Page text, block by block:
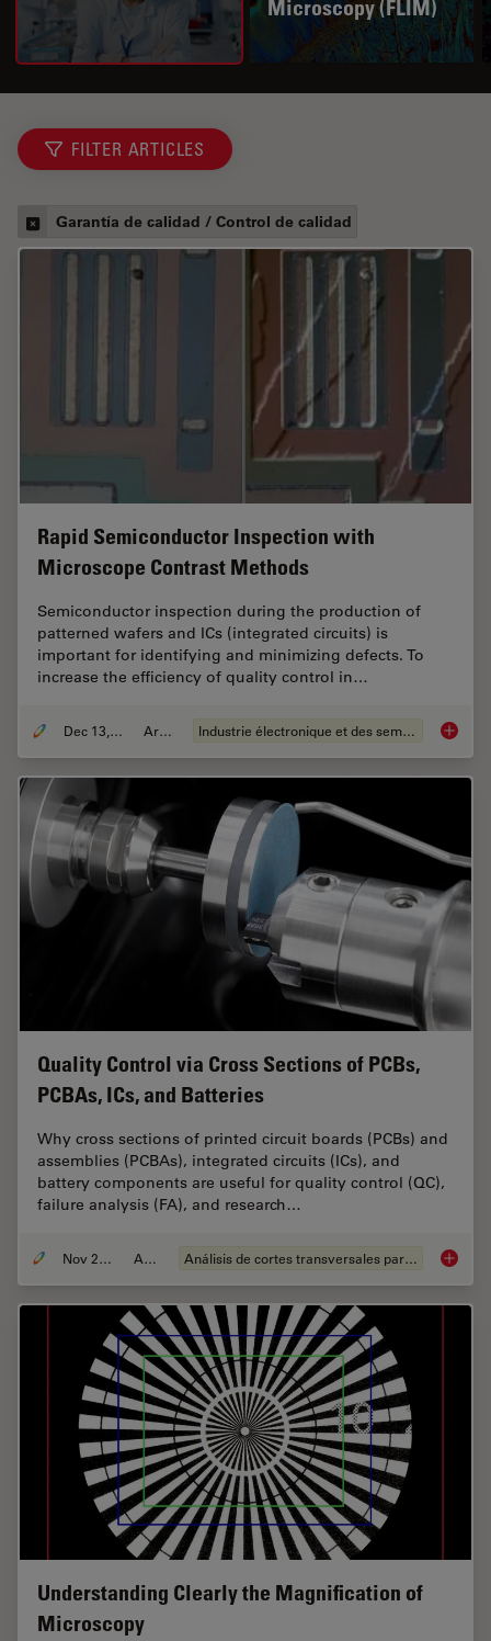
Microscopy (FLIM)
FILTER ARTICLES
Garantía de calidad / Control de calidad
Rapid Semiconductor Inspection with
Microscope Contrast Methods
Semiconductor inspection during the production of
patterned wafers and ICs (integrated circuits) is
important for identifying and minimizing defects. To
increase the efficiency of quality control in…
Dec 13, 2023 Article Industrie électronique et des semi-conducteurs Rapid
Quality Control via Cross Sections of PCBs,
PCBAs, ICs, and Batteries
Why cross sections of printed circuit boards (PCBs) and
assemblies (PCBAs), integrated circuits (ICs), and
battery components are useful for quality control (QC),
failure analysis (FA), and research…
Nov 27, 2023 Article Análisis de cortes transversales para la microelectrónica Quality
Understanding Clearly the Magnification of
Microscopy